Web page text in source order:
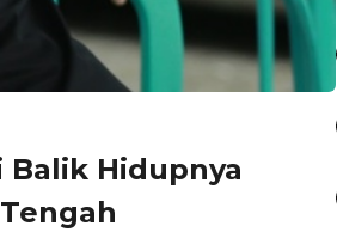
Balik Hidupnya